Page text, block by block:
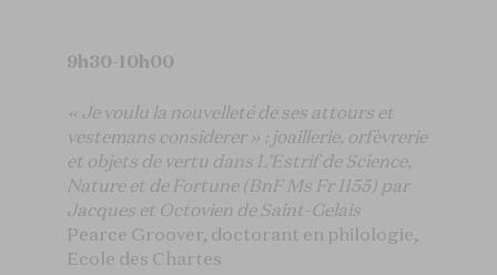
9h30-10h00
« Je voulu la nouvelleté de ses attours et
vestemans considerer » : joaillerie, orfèvrerie
et objets de vertu dans L’Estrif de Science,
Nature et de Fortune (BnF Ms Fr 1155) par
Jacques et Octovien de Saint-Gelais
Pearce Groover, doctorant en philologie,
Ecole des Chartes